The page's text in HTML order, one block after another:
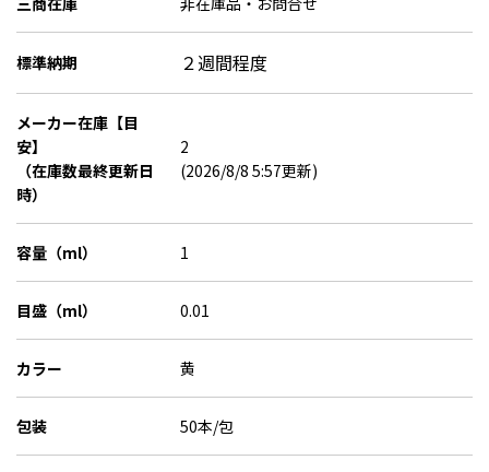
標準納期 ２週間程度
メーカー在庫【目
安】
（在庫数最終更新日
時）
2
(2026/8/8 5:57更新)
容量（ml） 1
目盛（ml） 0.01
カラー 黄
包装 50本/包